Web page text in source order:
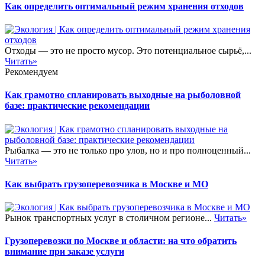
Как определить оптимальный режим хранения отходов
Отходы — это не просто мусор. Это потенциальное сырьё,...
Читать»
Рекомендуем
Как грамотно спланировать выходные на рыболовной
базе: практические рекомендации
Рыбалка — это не только про улов, но и про полноценный...
Читать»
Как выбрать грузоперевозчика в Москве и МО
Рынок транспортных услуг в столичном регионе... Читать»
Грузоперевозки по Москве и области: на что обратить
внимание при заказе услуги